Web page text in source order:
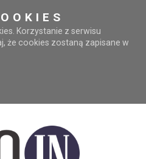
Korzystanie z serwisu
że cookies zostaną zapisane w